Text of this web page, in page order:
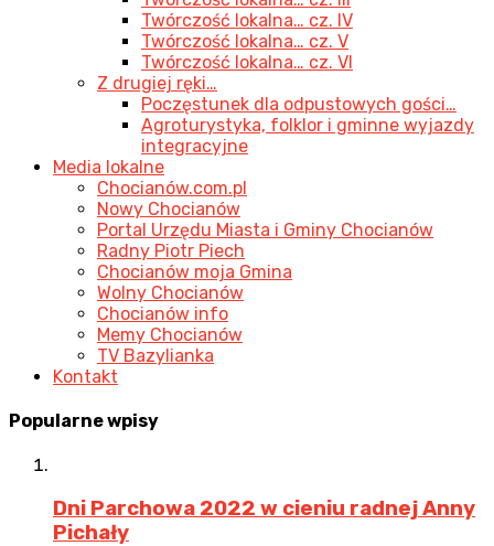
Twórczość lokalna… cz. IV
Twórczość lokalna… cz. V
Twórczość lokalna… cz. VI
Z drugiej ręki…
Poczęstunek dla odpustowych gości…
Agroturystyka, folklor i gminne wyjazdy
integracyjne
Media lokalne
Chocianów.com.pl
Nowy Chocianów
Portal Urzędu Miasta i Gminy Chocianów
Radny Piotr Piech
Chocianów moja Gmina
Wolny Chocianów
Chocianów info
Memy Chocianów
TV Bazylianka
Kontakt
Popularnewpisy
Dni Parchowa 2022 w cieniu radnej Anny
Pichały